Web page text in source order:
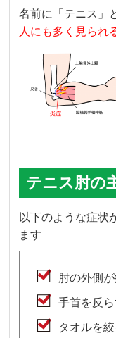
名前に「テニス」
人にも多く見られ
テニス肘の
以下のような症状
ます
肘の外側
手首を反
タオルを